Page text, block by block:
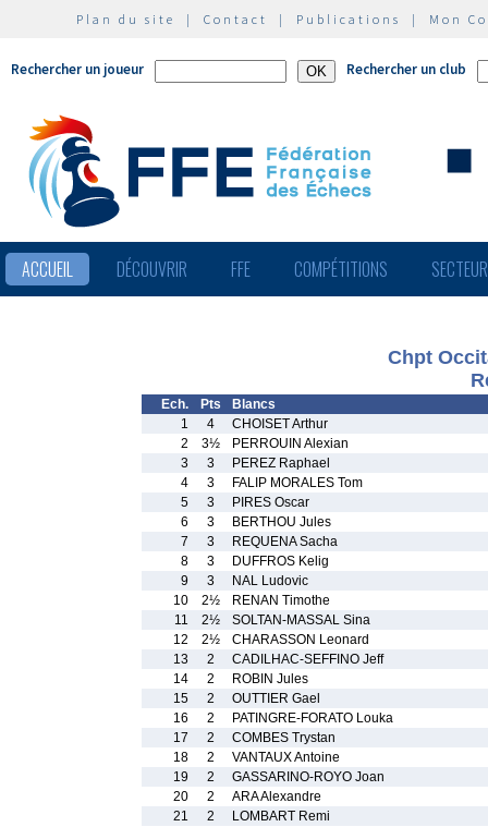
Plan du site | Contact | Publications | Mon
Rechercher un joueur Rechercher un club
ACCUEIL DÉCOUVRIR FFE COMPÉTITIONS
Chpt
Ech. Pts
Blancs
1
4
CHOISET Arthur
2
3½
PERROUIN Alexian
3
3
PEREZ Raphael
4
3
FALIP MORALES Tom
5
3
PIRES Oscar
6
3
BERTHOU Jules
7
3
REQUENA Sacha
8
3
DUFFROS Kelig
9
3
NAL Ludovic
10
2½
RENAN Timothe
11
2½
SOLTAN-MASSAL Sina
12
2½
CHARASSON Leonard
13
2
CADILHAC-SEFFINO Jeff
14
2
ROBIN Jules
15
2
OUTTIER Gael
16
2
PATINGRE-FORATO Louka
17
2
COMBES Trystan
18
2
VANTAUX Antoine
19
2
GASSARINO-ROYO Joan
20
2
ARA Alexandre
21
2
LOMBART Remi